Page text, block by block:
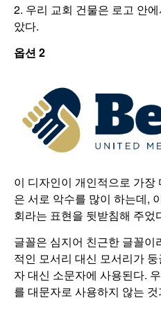
2. 우리 교회 건물은 로고 안
았다.
옵션 2
이 디자인이 개인적으로 가장
은 서로 악수를 많이 하는데,
회라는 표현을 뒷받침해 주었
글꼴은 심지어 친근한 글꼴이
적인 모서리 대신 모서리가
자 대신 소문자에 사용된다.
를 대문자로 사용하지 않는